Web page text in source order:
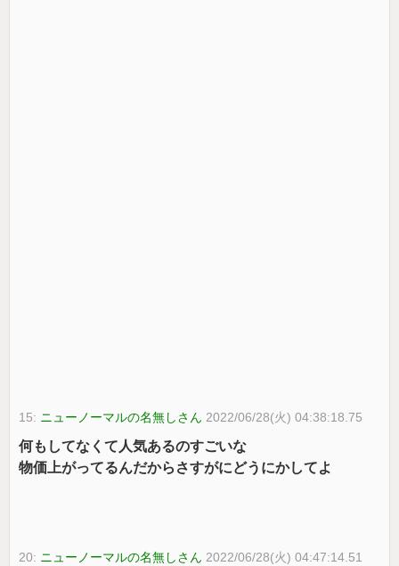
15: ニューノーマルの名無しさん 2022/06/28(火) 04:38:18.75
何もしてなくて人気あるのすごいな
物価上がってるんだからさすがにどうにかしてよ
20: ニューノーマルの名無しさん 2022/06/28(火) 04:47:14.51